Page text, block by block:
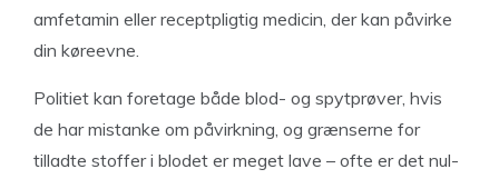
amfetamin eller receptpligtig medicin, der kan påvirke
din køreevne.
Politiet kan foretage både blod- og spytprøver, hvis
de har mistanke om påvirkning, og grænserne for
tilladte stoffer i blodet er meget lave – ofte er det nul-